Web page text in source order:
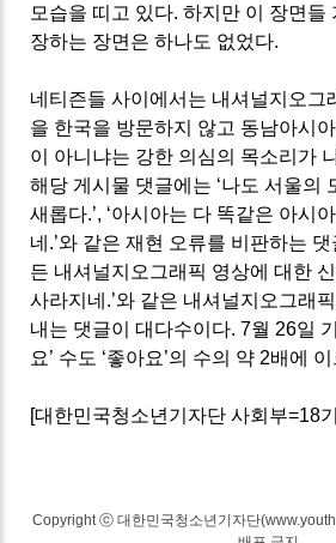
모습을 띠고 있다.하지만 이 장면들
장하는 장면은 하나도 없었다.
네티즌들 사이에서는 내셔널지오그
을 한국을 방문하지 않고 동남아시
이 아니냐는 강한 의심의 목소리가
해당 게시물 댓글에는 ‘나도 서울의
새롭다.’, ‘아시아는 다 똑같은 아시
네 .’와 같은 재현 오류를 비판하는 댓
든 내셔널지오그래픽 영상에 대한
사라지네 .’와 같은 내셔널지오그래
내는 댓글이 대다수이다. 7월 26일
요’ 수도 ‘좋아요’의 수의 약 2배에
[대한민국청소년기자단 사회부=18
Copyright ⓒ 대한민국청소년기자단